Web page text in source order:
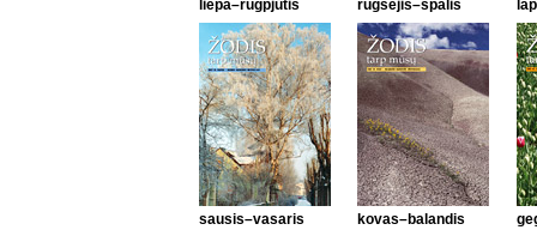
liepa–rugpjūtis rugsėjis–spalis
sausis–vasaris kovas–balandis